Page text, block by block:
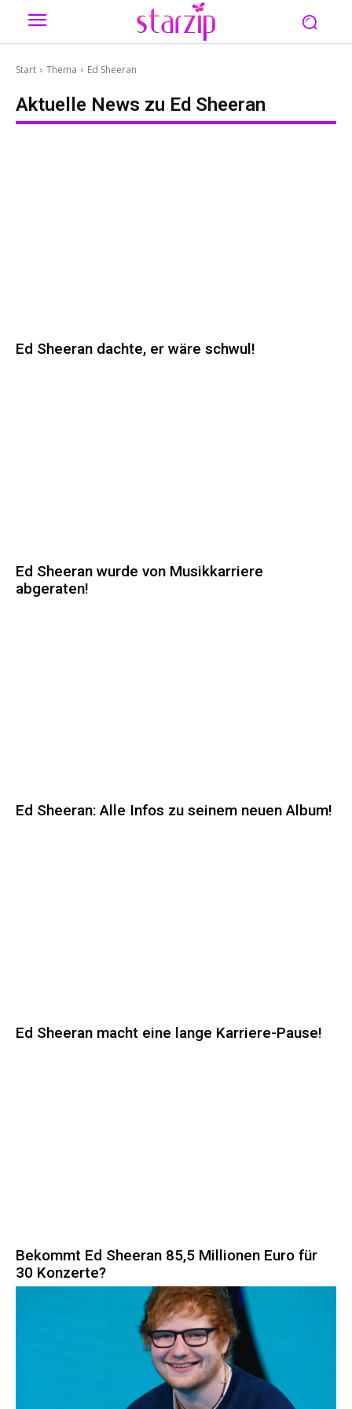
Start Thema Ed Sheeran
Aktuelle News zu Ed Sheeran
Ed Sheeran dachte, er wäre schwul!
Ed Sheeran wurde von Musikkarriere
abgeraten!
Ed Sheeran: Alle Infos zu seinem neuen Album!
Ed Sheeran macht eine lange Karriere-Pause!
Bekommt Ed Sheeran 85,5 Millionen Euro für
30 Konzerte?